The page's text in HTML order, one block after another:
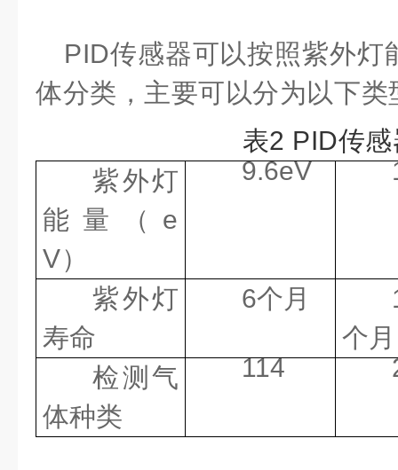
PID传感器可以按照紫外灯
体分类，主要可以分为以下类
表2 PID传
紫外灯
能量
（e
V）
9.6eV
紫外灯
寿命
6个月
个月
检测气
体种类
114